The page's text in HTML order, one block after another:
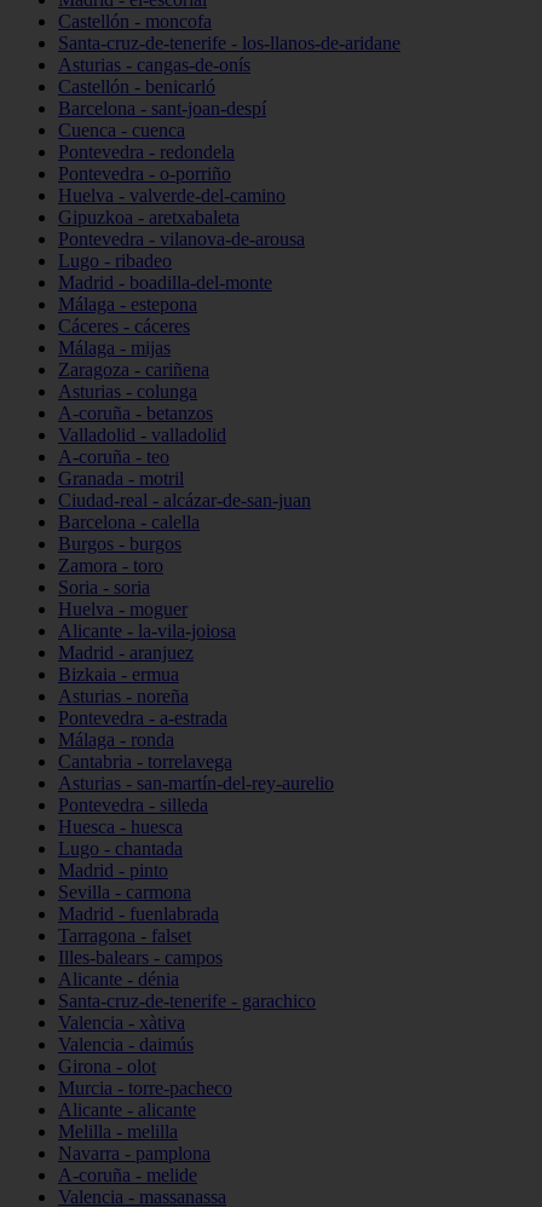
Castellón - moncofa
Santa-cruz-de-tenerife - los-llanos-de-aridane
Asturias - cangas-de-onís
Castellón - benicarló
Barcelona - sant-joan-despí
Cuenca - cuenca
Pontevedra - redondela
Pontevedra - o-porriño
Huelva - valverde-del-camino
Gipuzkoa - aretxabaleta
Pontevedra - vilanova-de-arousa
Lugo - ribadeo
Madrid - boadilla-del-monte
Málaga - estepona
Cáceres - cáceres
Málaga - mijas
Zaragoza - cariñena
Asturias - colunga
A-coruña - betanzos
Valladolid - valladolid
A-coruña - teo
Granada - motril
Ciudad-real - alcázar-de-san-juan
Barcelona - calella
Burgos - burgos
Zamora - toro
Soria - soria
Huelva - moguer
Alicante - la-vila-joiosa
Madrid - aranjuez
Bizkaia - ermua
Asturias - noreña
Pontevedra - a-estrada
Málaga - ronda
Cantabria - torrelavega
Asturias - san-martín-del-rey-aurelio
Pontevedra - silleda
Huesca - huesca
Lugo - chantada
Madrid - pinto
Sevilla - carmona
Madrid - fuenlabrada
Tarragona - falset
Illes-balears - campos
Alicante - dénia
Santa-cruz-de-tenerife - garachico
Valencia - xàtiva
Valencia - daimús
Girona - olot
Murcia - torre-pacheco
Alicante - alicante
Melilla - melilla
Navarra - pamplona
A-coruña - melide
Valencia - massanassa